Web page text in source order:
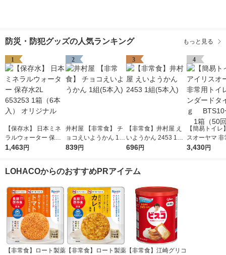
防災・防犯グッズの人気ランキング もっと見る
1
【保存水】 日本ミネ
ラルウォーター 保存
水2L 653253 1箱（6
1,463円
2
井村屋 【非常食】 チ
ョコえいようかん 1組
(5本入)
839円
3
【非常食】井村屋 え
いようかん 2453 1組
(5本入)
696円
4
【簡易トイレ
スオーヤマ
イレ スタンダ
3,430円
LOHACOからのおすすめPRアイテム
【非常食】ロート製薬 【非常食】ロート製薬 【非常食】江崎グリコ